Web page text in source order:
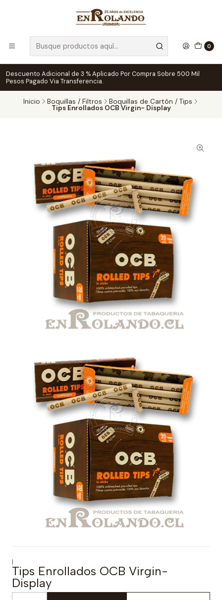
0
Descuento Adicional de 3 % Aplicado Por Compra Sobre 500 Mil
Pesos Pagado Via Transferencia.
Inicio Boquillas / Filtros Boquillas de Cartón / Tips
Tips Enrollados OCB Virgin- Display
|
Tips Enrollados OCB Virgin-
Display